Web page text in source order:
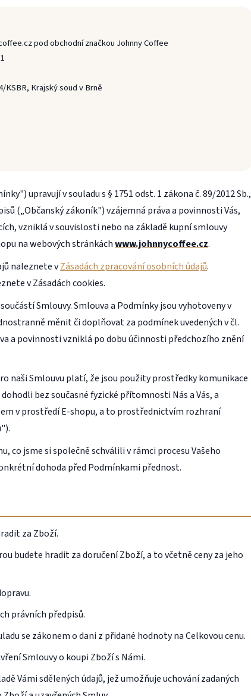
pod obchodní značkou Johnny Coffee
KSBR, Krajský soud v Brně
upravují v souladu s § 1751 odst. 1 zákona č. 89/2012 Sb.,
(„Občanský zákoník") vzájemná práva a povinnosti Vás,
vzniklá v souvislosti nebo na základě kupní smlouvy
na webových stránkáchwww.johnnycoffee.cz.
naleznete vZásadách zpracování osobních údajů.
v Zásadách cookies.
Smlouvy. Smlouva a Podmínky jsou vyhotoveny v
měnit či doplňovat za podmínek uvedených v čl.
a povinnosti vzniklá po dobu účinnosti předchozího znění
naši Smlouvu platí, že jsou použity prostředky komunikace
bez současné fyzické přítomnosti Nás a Vás, a
v prostředí E-shopu, a to prostřednictvím rozhraní
co jsme si společně schválili v rámci procesu Vašeho
dohoda před Podmínkami přednost.
za Zboží.
budete hradit za doručení Zboží, a to včetně ceny za jeho
právních předpisů.
se zákonem o dani z přidané hodnoty na Celkovou cenu.
Smlouvy o koupi Zboží s Námi.
Vámi sdělených údajů, jež umožňuje uchování zadaných